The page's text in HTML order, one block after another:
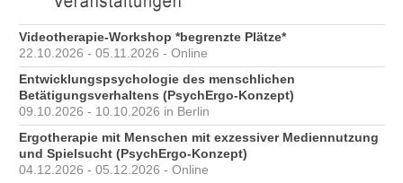
Videotherapie-Workshop *begrenzte Plätze*
22.10.2026 - 05.11.2026 - Online
Entwicklungspsychologie des menschlichen
Betätigungsverhaltens (PsychErgo-Konzept)
09.10.2026 - 10.10.2026 in Berlin
Ergotherapie mit Menschen mit exzessiver Mediennutzung
und Spielsucht (PsychErgo-Konzept)
04.12.2026 - 05.12.2026 - Online